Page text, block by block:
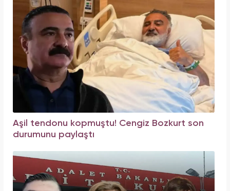
Aşil tendonu kopmuştu! Cengiz Bozkurt son
durumunu paylaştı